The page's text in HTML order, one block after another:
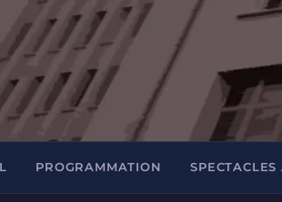
PROGRAMMATION SPECTACLES